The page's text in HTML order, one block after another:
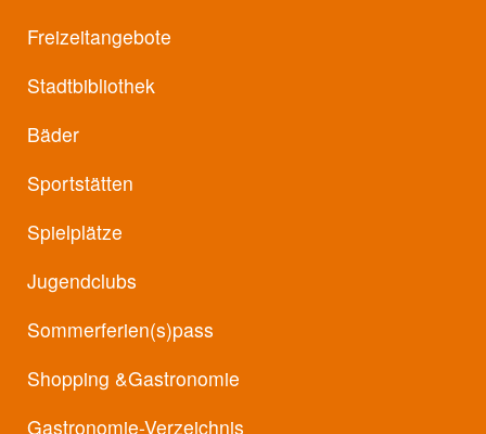
Freizeitangebote
Stadtbibliothek
Bäder
Sportstätten
Spielplätze
Jugendclubs
Sommerferien(s)pass
Shopping &Gastronomie
Gastronomie-Verzeichnis